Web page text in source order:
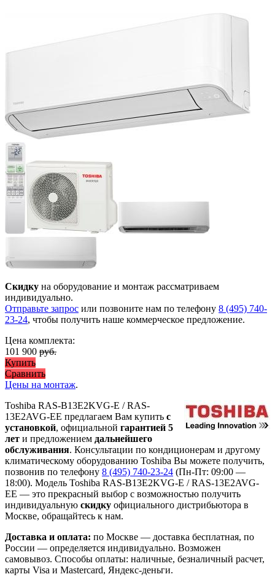
Скидку на оборудование и монтаж рассматриваем
индивидуально.
Отправьте запрос или позвоните нам по телефону 8 (495) 740-
23-24, чтобы получить наше коммерческое предложение.
Цена комплекта:
101 900 руб.
Купить
Сравнить
Цены на монтаж.
Toshiba RAS-B13E2KVG-E / RAS-
13E2AVG-EE предлагаем Вам купить с
установкой, официальной гарантией 5
лет и предложением дальнейшего
обслуживания. Консультации по кондиционерам и другому
климатическому оборудованию Toshiba Вы можете получить,
позвонив по телефону 8 (495) 740-23-24 (Пн-Пт: 09:00 —
18:00). Модель Toshiba RAS-B13E2KVG-E / RAS-13E2AVG-
EE — это прекрасный выбор с возможностью получить
индивидуальную скидку официального дистрибьютора в
Москве, обращайтесь к нам.
Доставка и оплата: по Москве — доставка бесплатная, по
России — определяется индивидуально. Возможен
самовывоз. Способы оплаты: наличные, безналичный расчет,
карты Visa и Mastercard, Яндекс-деньги.